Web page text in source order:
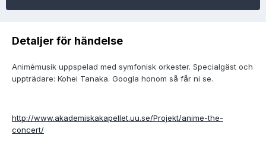
Detaljer för händelse
Animémusik uppspelad med symfonisk orkester. Specialgäst och
uppträdare: Kohei Tanaka. Googla honom så får ni se.
http://www.akademiskakapellet.uu.se/Projekt/anime-the-
concert/